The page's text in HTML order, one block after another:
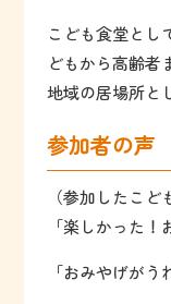
こども食堂とし
どもから高齢者
地域の居場所と
参加者の声
（参加したこど
「楽しかった！
「おみやげがう